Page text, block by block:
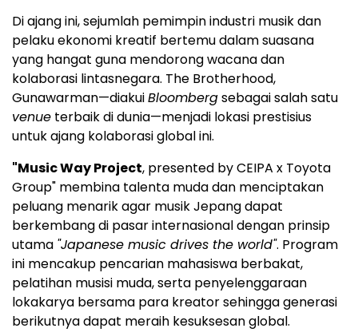
Di ajang ini, sejumlah pemimpin industri musik dan
pelaku ekonomi kreatif bertemu dalam suasana
yang hangat guna mendorong wacana dan
kolaborasi lintasnegara. The Brotherhood,
Gunawarman—diakuiBloombergsebagai salah satu
venue terbaik di dunia—menjadi lokasi prestisius
untuk ajang kolaborasi global ini.
"Music Way Project, presented by CEIPA x Toyota
Group" membina talenta muda dan menciptakan
peluang menarik agar musik Jepang dapat
berkembang di pasar internasional dengan prinsip
utama "Japanese music drives the world". Program
ini mencakup pencarian mahasiswa berbakat,
pelatihan musisi muda, serta penyelenggaraan
lokakarya bersama para kreator sehingga generasi
berikutnya dapat meraih kesuksesan global.